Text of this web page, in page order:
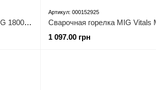
Сварочный аппарат Vitals Master MIG 1800 ALU
Артикул: 000152925
1 097.00 грн